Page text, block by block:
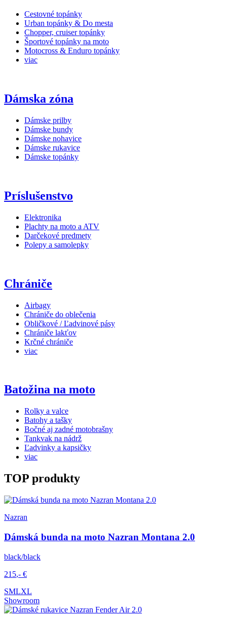
Cestovné topánky
Urban topánky & Do mesta
Chopper, cruiser topánky
Športové topánky na moto
Motocross & Enduro topánky
viac
Dámska zóna
Dámske prilby
Dámske bundy
Dámske nohavice
Dámske rukavice
Dámske topánky
Príslušenstvo
Elektronika
Plachty na moto a ATV
Darčekové predmety
Polepy a samolepky
Chrániče
Airbagy
Chrániče do oblečenia
Obličkové / Ľadvinové pásy
Chrániče lakťov
Krčné chrániče
viac
Batožina na moto
Rolky a valce
Batohy a tašky
Bočné aj zadné motobrašny
Tankvak na nádrž
Ľadvinky a kapsičky
viac
TOP produkty
Nazran
Dámská bunda na moto Nazran Montana 2.0
black/black
215,- €
SMLXL
Showroom